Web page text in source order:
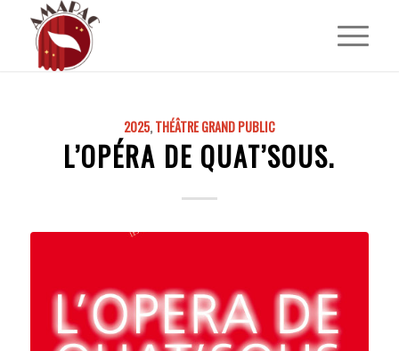
2025,THÉÂTRE GRAND PUBLIC
L’OPÉRA DE QUAT’SOUS.